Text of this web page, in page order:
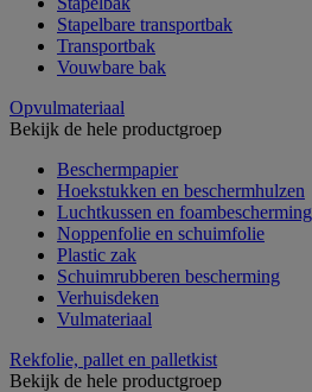
Stapelbare transportbak
Transportbak
Vouwbare bak
Opvulmateriaal
Bekijk de hele productgroep
Beschermpapier
Hoekstukken en beschermhulzen
Luchtkussen en foambescherming
Noppenfolie en schuimfolie
Plastic zak
Schuimrubberen bescherming
Verhuisdeken
Vulmateriaal
Rekfolie, pallet en palletkist
Bekijk de hele productgroep